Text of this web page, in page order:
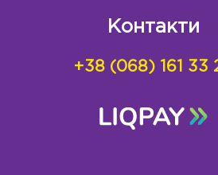
Контакти
+38 (068) 161 33